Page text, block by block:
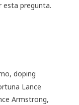
esta pregunta.
, doping
Lance
Armstrong,